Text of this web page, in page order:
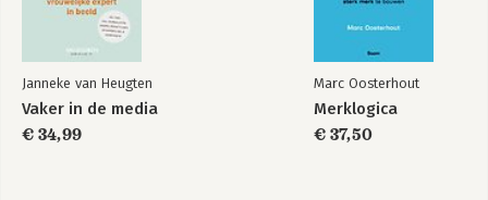
Janneke van Heugten
Vaker in de media
€ 34,99
Marc Oosterhout
Merklogica
€ 37,50